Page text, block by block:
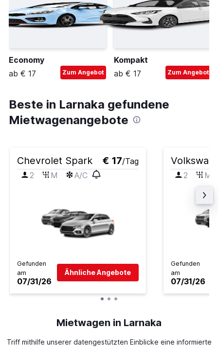
Economy
ab € 17
Zum Angebot
Kompakt
ab € 17
Zum Angebot
Beste in Larnaka gefundene
Mietwagenangebote
Chevrolet Spark € 17/Tag
2
M A/C
Gefunden
am
07/31/26
Ähnliche Angebote
2 M
Gefunden
am
07/31/26
Mietwagen in Larnaka
Triff mithilfe unserer datengestützten Einblicke eine informierte